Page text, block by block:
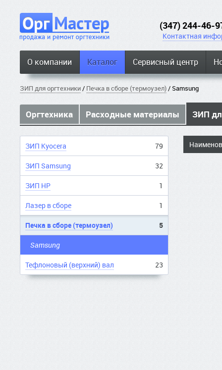
(347) 244-46-
Контактная
О компании Каталог Сервисный центр
ЗИП для оргтехники/ Печка в сборе (термоузел)/ Samsung
Оргтехника Расходные материалы ЗИП
ЗИП Kyocera 79
ЗИП Samsung 32
ЗИП НР 1
Лазер в сборе 1
Печка в сборе (термоузел) 5
Samsung
Тефлоновый (верхний) вал 23